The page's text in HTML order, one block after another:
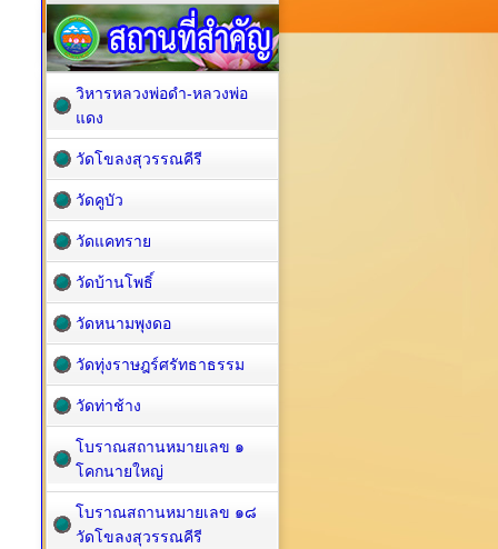
วิหารหลวงพ่อดำ-หลวงพ่อ
แดง
วัดโขลงสุวรรณคีรี
วัดคูบัว
วัดแคทราย
วัดบ้านโพธิ์
วัดหนามพุงดอ
วัดทุ่งราษฎร์ศรัทธาธรรม
วัดท่าช้าง
โบราณสถานหมายเลข ๑
โคกนายใหญ่
โบราณสถานหมายเลข ๑๘
วัดโขลงสุวรรณคีรี